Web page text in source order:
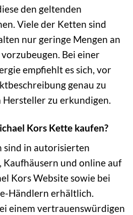
den geltenden
Viele der Ketten sind
nur geringe Mengen an
Bei einer
empfiehlt es sich, vor
genau zu
Hersteller zu erkundigen.
Kors Kette kaufen?
sind in autorisierten
Kaufhäusern und online auf
Kors Website sowie bei
Händlern erhältlich.
einem vertrauenswürdigen